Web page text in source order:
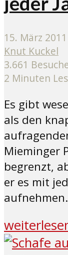
15. März 2011
Knut Kuckel
3.661
2 Minuten
Es gibt
als den
Mieminger
begrenzt,
er es mit